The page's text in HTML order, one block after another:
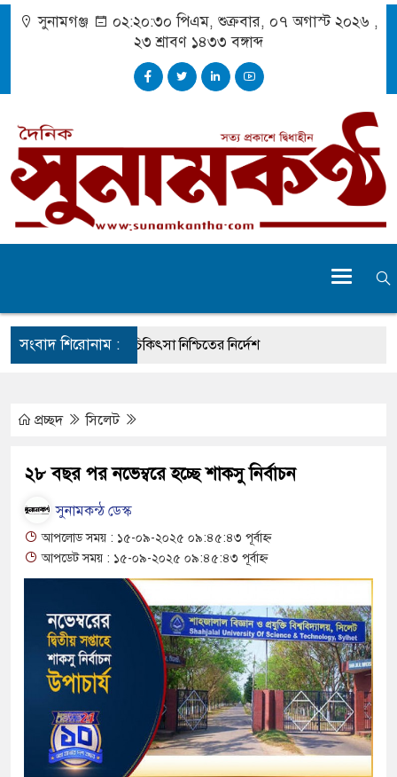
সুনামগঞ্জ ০২:২০:৩০ পিএম, শুক্রবার, ০৭ অগাস্ট ২০২৬ ,
২৩ শ্রাবণ ১৪৩৩ বঙ্গাব্দ
সংবাদ শিরোনাম :
দুর্ঘটনায় আহতদের চিকিৎসা নিশ্চিতের নির্দেশ
দিবস পালিত
নিয়ে চলাচল
অনিশ্চয়তায় হাওরের শত শত শিক্ষার্থীর
রফিকুল ইসলামের প্রতিপক্ষের সব অভিযোগ
দিবস
সংকট চুলা জ্বলে না, পাম্পে দীর্ঘ লাইন
প্রচ্ছদ সিলেট
২৮ বছর পর নভেম্বরে হচ্ছে শাকসু নির্বাচন
সুনামকন্ঠ ডেস্ক
আপলোড সময় : ১৫-০৯-২০২৫ ০৯:৪৫:৪৩ পূর্বাহ্ন
আপডেট সময় : ১৫-০৯-২০২৫ ০৯:৪৫:৪৩ পূর্বাহ্ন